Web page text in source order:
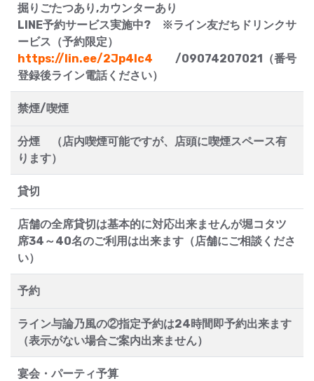
掘りごたつあり,カウンターあり
LINE予約サービス実施中? ※ライン友だちドリンクサ
ービス（予約限定）
https://lin.ee/2Jp4lc4 /09074207021（番号
登録後ライン電話ください）
禁煙/喫煙
分煙 （店内喫煙可能ですが、店頭に喫煙スペース有
ります）
貸切
店舗の全席貸切は基本的に対応出来ませんが堀コタツ
席34～40名のご利用は出来ます（店舗にご相談くださ
い）
予約
ライン与論乃風の②指定予約は24時間即予約出来ます
（表示がない場合ご案内出来ません）
宴会・パーティ予算